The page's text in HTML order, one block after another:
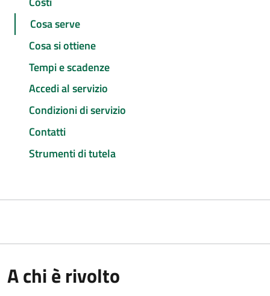
Cosa serve
Cosa si ottiene
Tempi e scadenze
Accedi al servizio
Condizioni di servizio
Contatti
Strumenti di tutela
A chi è rivolto